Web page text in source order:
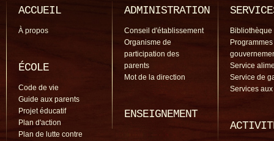
ACCUEIL
À propos
ÉCOLE
Code de vie
Guide aux parents
Projet éducatif
Plan d'action
Plan de lutte contre
ADMINISTRATION
Conseil d'établissement
Organisme de
participation des
parents
Mot de la direction
ENSEIGNEMENT
Bibliothèque
Programmes
Service
Service de
Services